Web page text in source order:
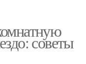
советы